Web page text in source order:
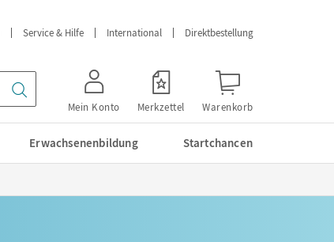
Service & Hilfe International Direktbestellung
Mein Konto Merkzettel Warenkorb
Erwachsenenbildung Startchancen